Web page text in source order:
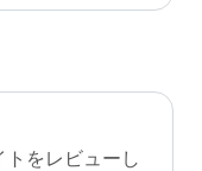
をレビューし